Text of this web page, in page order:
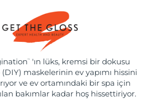
™
'ın lüks, kremsi bir dokusu
maskelerinin ev yapımı hissini
ve ev ortamındaki bir spa için
bakımlar kadar hoş hissettiriyor.